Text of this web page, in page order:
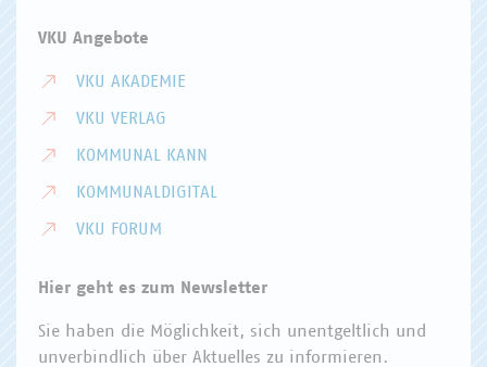
VKU Angebote
VKU AKADEMIE
VKU VERLAG
KOMMUNAL KANN
KOMMUNALDIGITAL
VKU FORUM
Hier geht es zum Newsletter
Sie haben die Möglichkeit, sich unentgeltlich und
unverbindlich über Aktuelles zu informieren.